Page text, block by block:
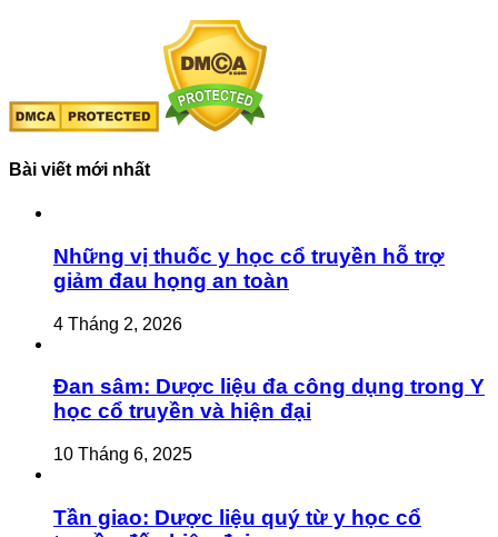
Bài viết mới nhất
Những vị thuốc y học cổ truyền hỗ trợ
giảm đau họng an toàn
4 Tháng 2, 2026
Đan sâm: Dược liệu đa công dụng trong Y
học cổ truyền và hiện đại
10 Tháng 6, 2025
Tần giao: Dược liệu quý từ y học cổ